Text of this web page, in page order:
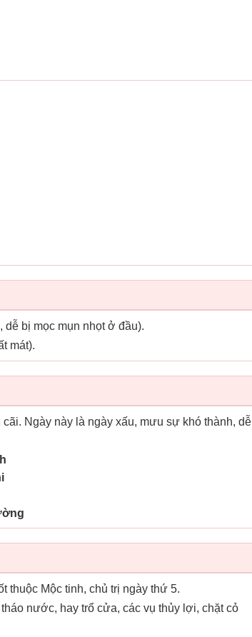
dễ bị mọc mụn nhọt ở đầu).
mát).
Ngày này là ngày xấu, mưu sự khó thành, dễ
thuộc Mộc tinh, chủ trị ngày thứ 5.
nước, hay trổ cửa, các vụ thủy lợi, chặt cỏ